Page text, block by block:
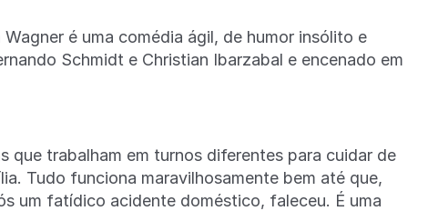
é uma comédia ágil, de humor insólito e
Schmidt e Christian Ibarzabal e encenado em
que trabalham em turnos diferentes para cuidar de
Tudo funciona maravilhosamente bem até que,
um fatídico acidente doméstico, faleceu. É uma